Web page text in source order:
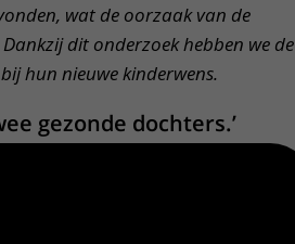
wat de oorzaak van de
dit onderzoek hebben we de
hun nieuwe kinderwens.
gezonde dochters.’